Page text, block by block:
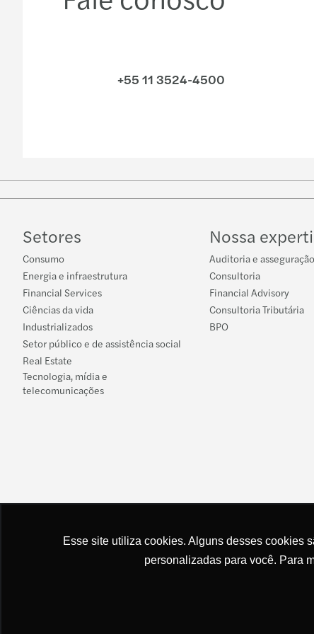
Esse site utiliza cookies. Alguns desses cookies
personalizadas para você. Para
Leia
+55 11 3524-4500
Setores
Consumo
Energia e infraestrutura
Financial Services
Ciências da vida
Industrializados
Setor público e de assistência social
Real Estate
Tecnologia, mídia e
telecomunicações
Nossa
Auditoria e asseguração
Consultoria
Financial Advisory
Consultoria Tributária
BPO